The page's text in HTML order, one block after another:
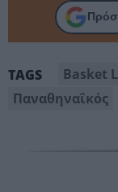
TAGS Basket
Παναθηναΐκός